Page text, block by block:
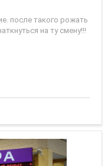
после такого рожать
на ту смену!!!